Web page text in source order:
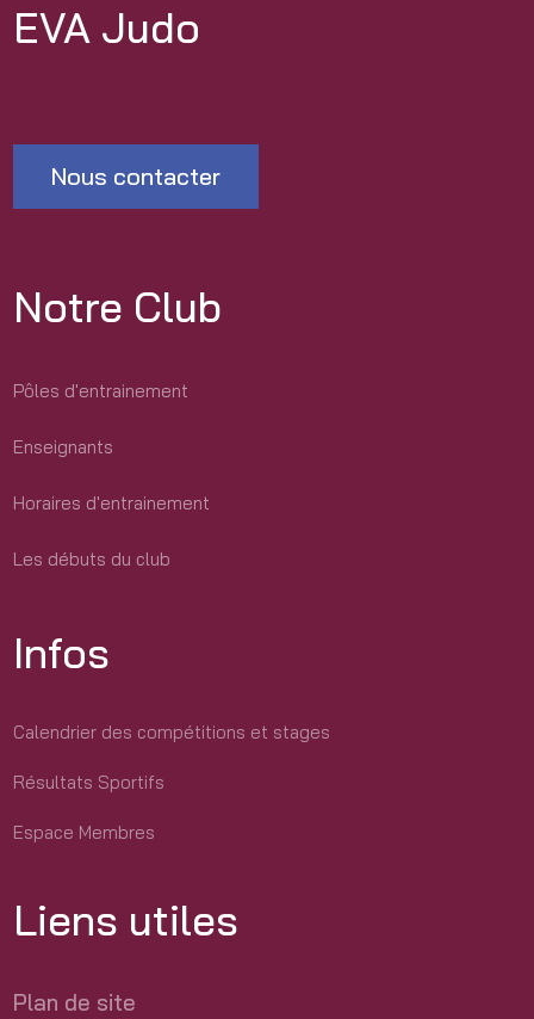
EVA Judo
Nous contacter
Notre Club
Pôles d'entrainement
Enseignants
Horaires d'entrainement
Les débuts du club
Infos
Calendrier des compétitions et stages
Résultats Sportifs
Espace Membres
Liens utiles
Plan de site